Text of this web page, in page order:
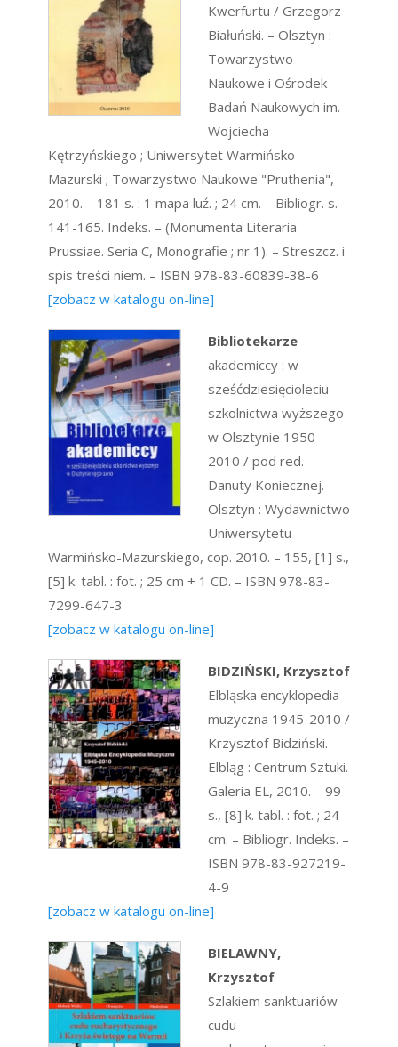
Kwerfurtu / Grzegorz
Białuński. – Olsztyn :
Towarzystwo
Naukowe i Ośrodek
Badań Naukowych im.
Wojciecha
Kętrzyńskiego ; Uniwersytet Warmińsko-
Mazurski ; Towarzystwo Naukowe "Pruthenia",
2010. – 181 s. : 1 mapa luź. ; 24 cm. – Bibliogr. s.
141-165. Indeks. – (Monumenta Literaria
Prussiae. Seria C, Monografie ; nr 1). – Streszcz. i
spis treści niem. – ISBN 978-83-60839-38-6
[zobacz w katalogu on-line]
Bibliotekarze
akademiccy : w
sześćdziesięcioleciu
szkolnictwa wyższego
w Olsztynie 1950-
2010 / pod red.
Danuty Koniecznej. –
Olsztyn : Wydawnictwo
Uniwersytetu
Warmińsko-Mazurskiego, cop. 2010. – 155, [1] s.,
[5] k. tabl. : fot. ; 25 cm + 1 CD. – ISBN 978-83-
7299-647-3
[zobacz w katalogu on-line]
BIDZIŃSKI, Krzysztof
Elbląska encyklopedia
muzyczna 1945-2010 /
Krzysztof Bidziński. –
Elbląg : Centrum Sztuki.
Galeria EL, 2010. – 99
s., [8] k. tabl. : fot. ; 24
cm. – Bibliogr. Indeks. –
ISBN 978-83-927219-
4-9
[zobacz w katalogu on-line]
BIELAWNY,
Krzysztof
Szlakiem sanktuariów
cudu